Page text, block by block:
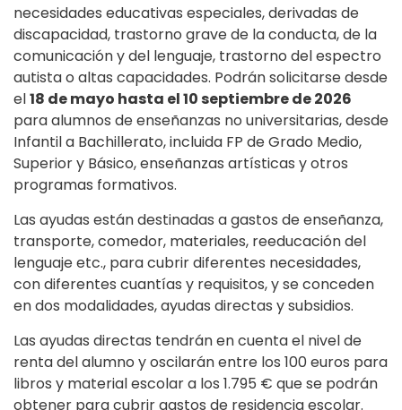
necesidades educativas especiales, derivadas de
discapacidad, trastorno grave de la conducta, de la
comunicación y del lenguaje, trastorno del espectro
autista o altas capacidades. Podrán solicitarse desde
el18 de mayo hasta el 10 septiembre de 2026
para alumnos de enseñanzas no universitarias, desde
Infantil a Bachillerato, incluida FP de Grado Medio,
Superior y Básico, enseñanzas artísticas y otros
programas formativos.
Las ayudas están destinadas a gastos de enseñanza,
transporte, comedor, materiales, reeducación del
lenguaje etc., para cubrir diferentes necesidades,
con diferentes cuantías y requisitos, y se conceden
en dos modalidades, ayudas directas y subsidios.
Las ayudas directas tendrán en cuenta el nivel de
renta del alumno y oscilarán entre los 100 euros para
libros y material escolar a los 1.795 € que se podrán
obtener para cubrir gastos de residencia escolar.